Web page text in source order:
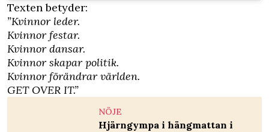
Texten betyder:
”Kvinnor leder.
Kvinnor festar.
Kvinnor dansar.
Kvinnor skapar politik.
Kvinnor förändrar världen.
GET OVER IT.”
NÖJE
Hjärngympa i hängmattan i